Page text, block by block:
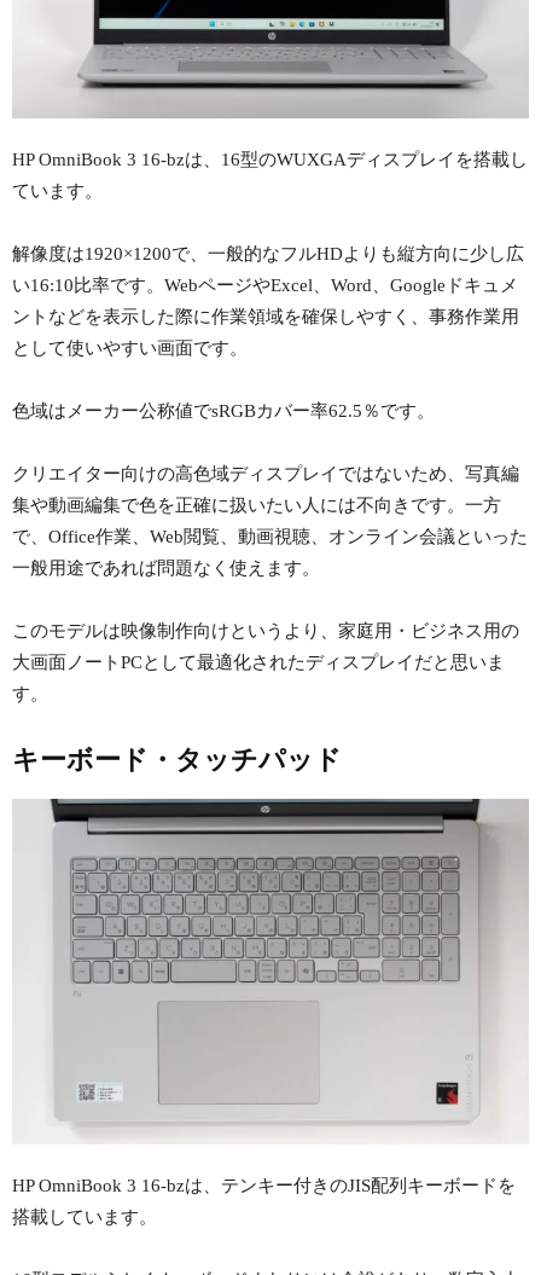
HP OmniBook 3 16-bzは、16型のWUXGAディスプレイを搭載し
ています。
解像度は1920×1200で、一般的なフルHDよりも縦方向に少し広
い16:10比率です。WebページやExcel、Word、Googleドキュメ
ントなどを表示した際に作業領域を確保しやすく、事務作業用
として使いやすい画面です。
色域はメーカー公称値でsRGBカバー率62.5％です。
クリエイター向けの高色域ディスプレイではないため、写真編
集や動画編集で色を正確に扱いたい人には不向きです。一方
で、Office作業、Web閲覧、動画視聴、オンライン会議といった
一般用途であれば問題なく使えます。
このモデルは映像制作向けというより、家庭用・ビジネス用の
大画面ノートPCとして最適化されたディスプレイだと思いま
す。
キーボード・タッチパッド
HP OmniBook 3 16-bzは、テンキー付きのJIS配列キーボードを
搭載しています。